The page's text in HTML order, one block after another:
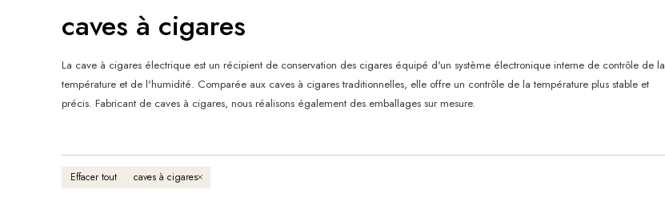
caves à cigares
La cave à cigares électrique est un récipient de conservation des cigares équipé d'un système électronique interne de contrôle de la
température et de l'humidité. Comparée aux caves à cigares traditionnelles, elle offre un contrôle de la température plus stable et
précis. Fabricant de caves à cigares, nous réalisons également des emballages sur mesure.
Effacer tout caves à cigares